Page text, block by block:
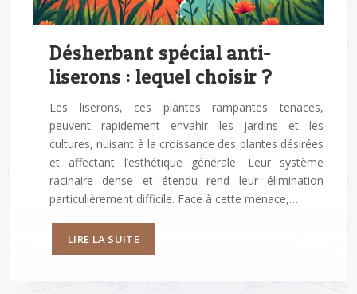
Désherbant spécial anti-
liserons : lequel choisir ?
Les liserons, ces plantes rampantes tenaces,
peuvent rapidement envahir les jardins et les
cultures, nuisant à la croissance des plantes désirées
et affectant l’esthétique générale. Leur système
racinaire dense et étendu rend leur élimination
particulièrement difficile. Face à cette menace,…
LIRE LA SUITE